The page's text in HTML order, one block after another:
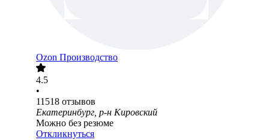
Ozon Производство
4.5
•
11518 отзывов
Екатеринбург, р-н Кировский
Можно без резюме
Откликнуться